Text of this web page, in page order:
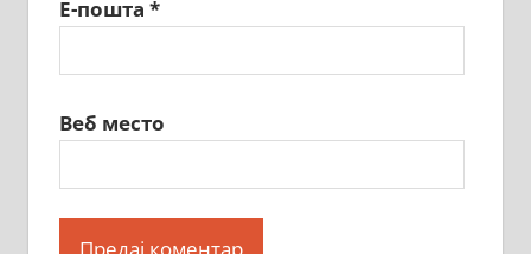
Е-пошта *
Веб место